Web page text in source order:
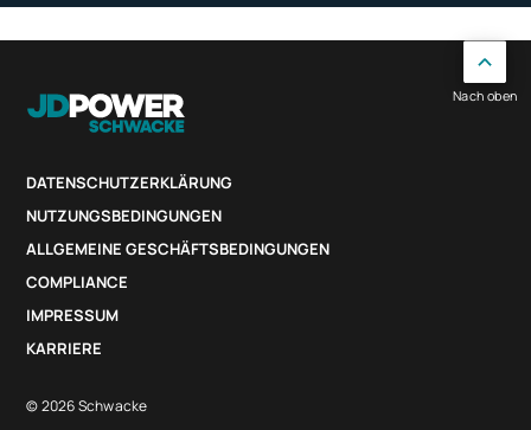
DATENSCHUTZERKLÄRUNG
NUTZUNGSBEDINGUNGEN
ALLGEMEINE GESCHÄFTSBEDINGUNGEN
COMPLIANCE
IMPRESSUM
KARRIERE
© 2026 Schwacke
Nach oben